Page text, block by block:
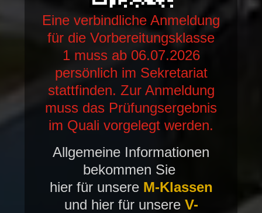
Eine verbindliche Anmeldung
für die Vorbereitungsklasse
1 muss ab 06.07.2026
persönlich im Sekretariat
stattfinden. Zur Anmeldung
muss das Prüfungsergebnis
im Quali vorgelegt werden.
Allgemeine Informationen
bekommen Sie
hier für unsere M-Klassen
und hier für unsere V-